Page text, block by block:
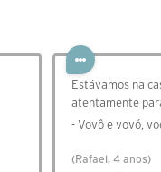
Estávamos na
atentamente
- Vovô e vovó,
(Rafael, 4 anos)